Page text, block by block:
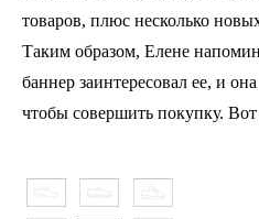
товаров, плюс несколько
Таким образом, Елене
баннер заинтересовал ее, и
чтобы совершить покупку. Вот